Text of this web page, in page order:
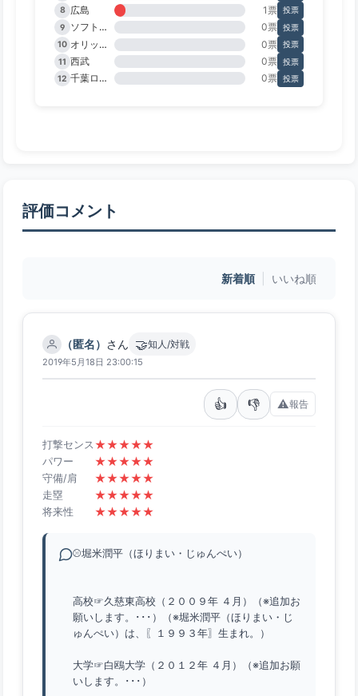
8 広島 1票 投票
9
ソフトバンク 0票 投票
10
オリックス 0票 投票
11 西武 0票 投票
12
千葉ロッテ 0票 投票
評価コメント
新着順 いいね順
（匿名） さん 🤝知人/対戦
2019年5月18日 23:00:15
👍 👎 ⚠️報告
打撃センス ★★★★★
パワー ★★★★★
守備/肩 ★★★★★
走塁 ★★★★★
将来性 ★★★★★
⚾堀米潤平（ほりまい・じゅんぺい）
高校☞久慈東高校（２００９年 ４月）（※追加お
願いします。･･･）（※堀米潤平（ほりまい・じ
ゅんぺい）は、〖１９９３年〗生まれ。）
大学☞白鴎大学（２０１２年 ４月）（※追加お願
いします。･･･）